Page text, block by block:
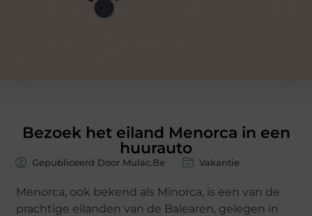
Bezoek het eiland Menorca in een
huurauto
Gepubliceerd Door Mulac.Be Vakantie
Menorca, ook bekend als Minorca, is een van de
prachtige eilanden van de Balearen, gelegen in